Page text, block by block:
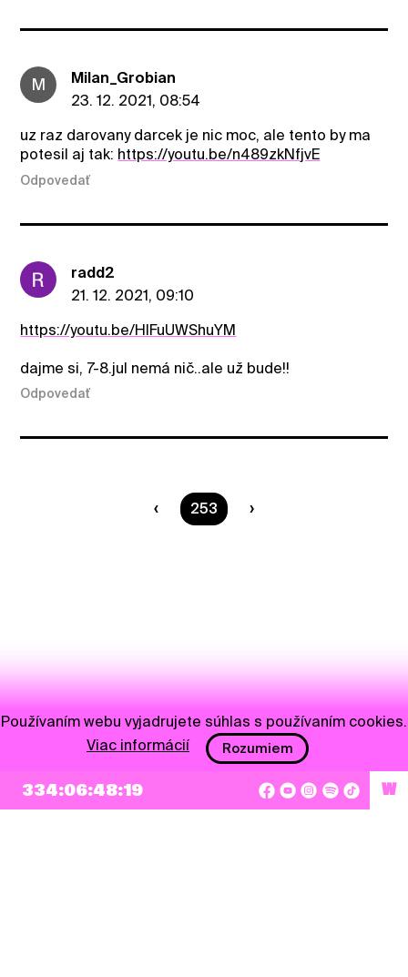
M
Milan_Grobian
23. 12. 2021, 08:54
uz raz darovany darcek je nic moc, ale tento by ma
potesil aj tak: https://youtu.be/n489zkNfjvE
Odpovedať
radd2
21. 12. 2021, 09:10
https://youtu.be/HlFuUWShuYM
dajme si, 7-8.jul nemá nič..ale už bude!!
Odpovedať
Ste na strane
253
NEWSLETTER
334:06:48:18 W
Používaním webu vyjadrujete súhlas s používaním cookies.
Viac informácií
Rozumiem